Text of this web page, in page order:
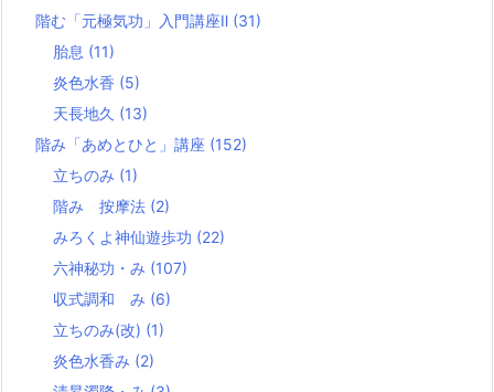
階む「元極気功」入門講座Ⅱ (31)
胎息 (11)
炎色水香 (5)
天長地久 (13)
階み「あめとひと」講座 (152)
立ちのみ (1)
階み 按摩法 (2)
みろくよ神仙遊歩功 (22)
六神秘功・み (107)
収式調和 み (6)
立ちのみ(改) (1)
炎色水香み (2)